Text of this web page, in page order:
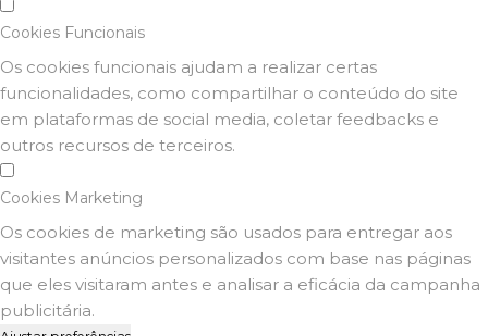
Cookies Funcionais
Os cookies funcionais ajudam a realizar certas
funcionalidades, como compartilhar o conteúdo do site
em plataformas de social media, coletar feedbacks e
outros recursos de terceiros.
Cookies Marketing
Os cookies de marketing são usados para entregar aos
visitantes anúncios personalizados com base nas páginas
que eles visitaram antes e analisar a eficácia da campanha
publicitária.